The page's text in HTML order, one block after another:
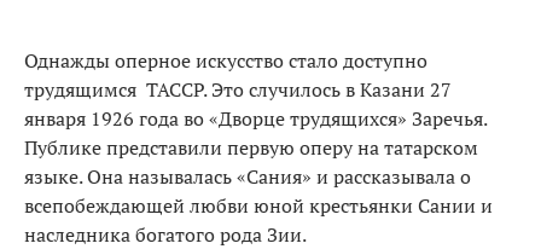
Однажды оперное искусство стало доступно
трудящимся ТАССР. Это случилось в Казани 27
января 1926 года во «Дворце трудящихся» Заречья.
Публике представили первую оперу на татарском
языке. Она называлась «Сания» и рассказывала о
всепобеждающей любви юной крестьянки Сании и
наследника богатого рода Зии.